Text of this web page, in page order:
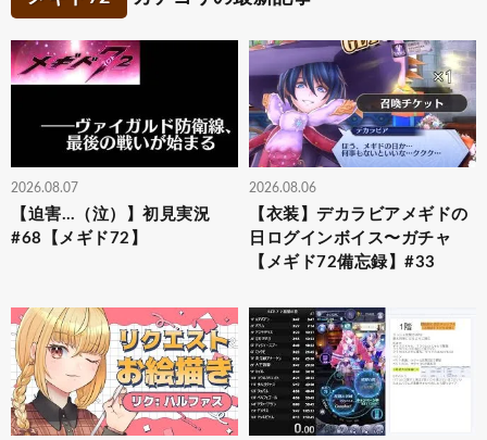
2026.08.07
【迫害…（泣）】初見実況
#68【メギド72】
2026.08.06
【衣装】デカラビアメギドの
日ログインボイス〜ガチャ
【メギド72備忘録】#33